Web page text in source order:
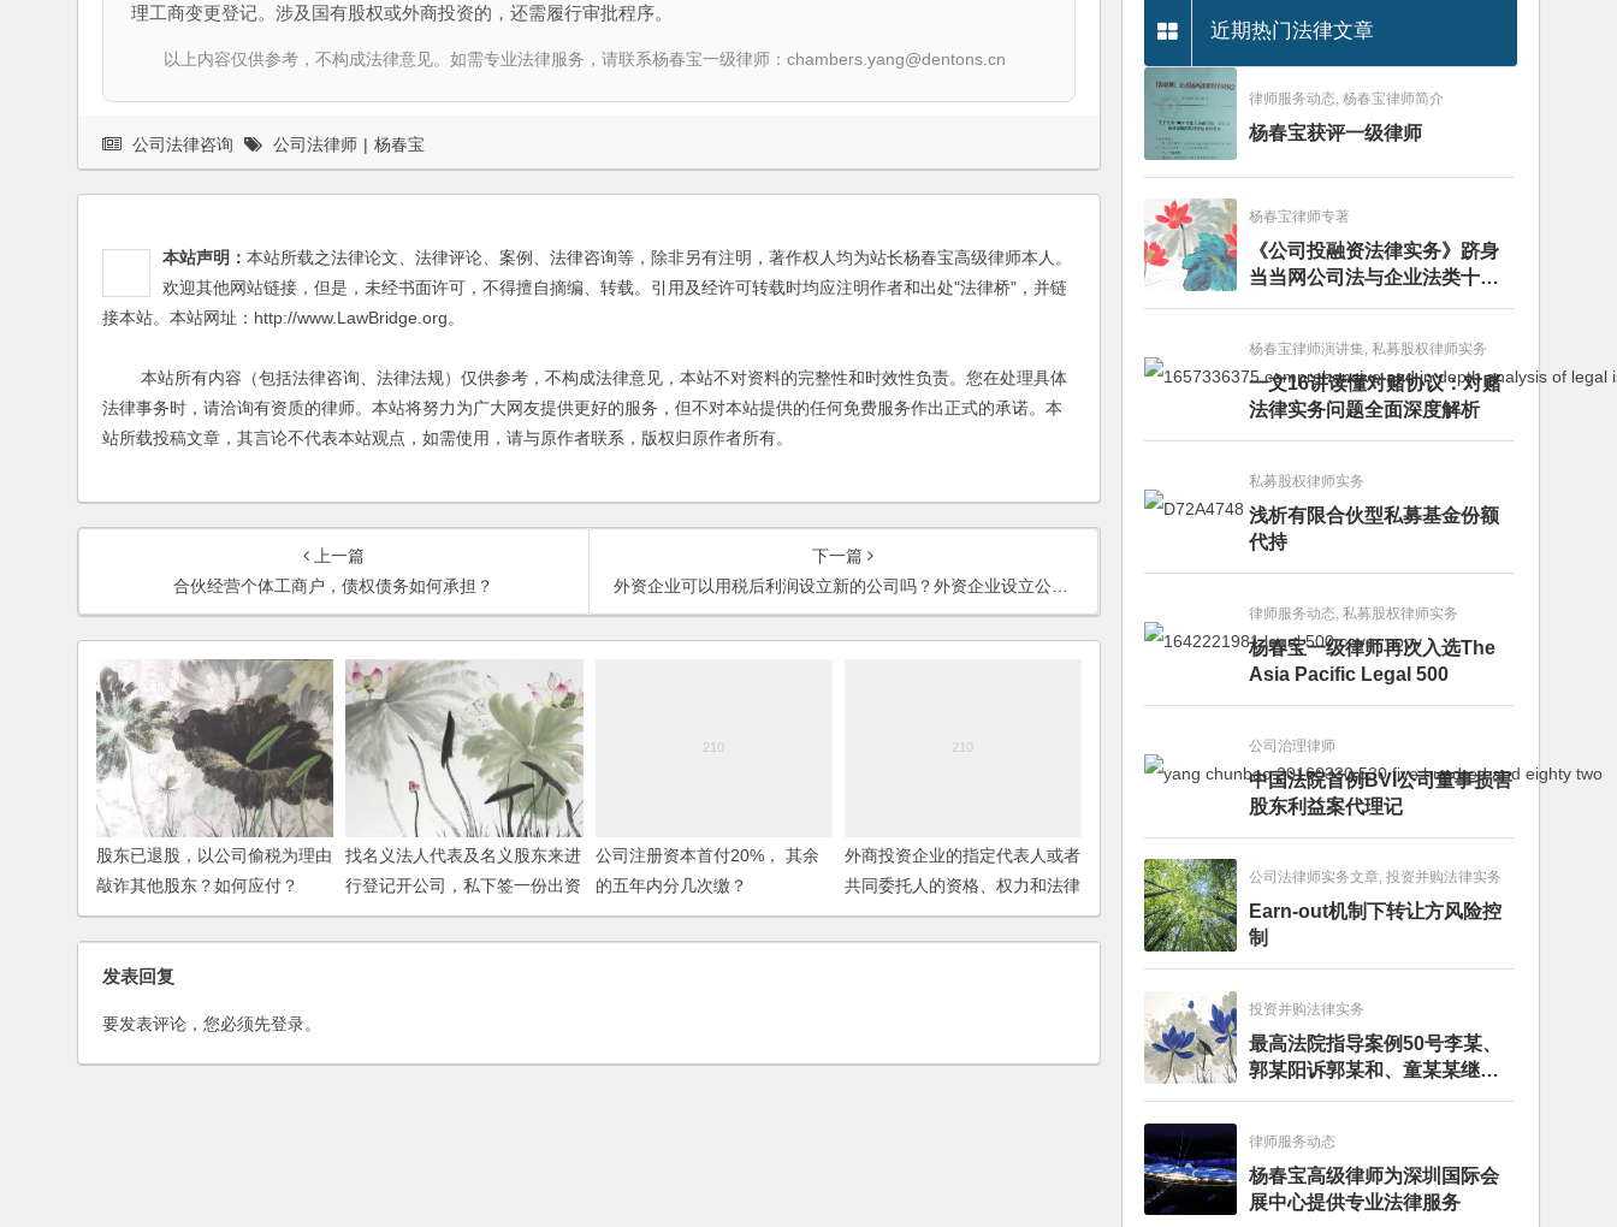
理工商变更登记。涉及国有股权或外商投资的，还需履行审批程序。
以上内容仅供参考，不构成法律意见。如需专业法律服务，请联系杨春宝一级律师：chambers.yang@dentons.cn
公司法律咨询 公司法律师 | 杨春宝
本站声明： 本站所载之法律论文、法律评论、案例、法律咨询等，除非另有注明，著作权人均为站长杨春宝高级律师本人。
欢迎其他网站链接，但是，未经书面许可，不得擅自摘编、转载。引用及经许可转载时均应注明作者和出处"法律桥"，并链
接本站。本站网址：http://www.LawBridge.org。
本站所有内容（包括法律咨询、法律法规）仅供参考，不构成法律意见，本站不对资料的完整性和时效性负责。您在处理具体
法律事务时，请洽询有资质的律师。本站将努力为广大网友提供更好的服务，但不对本站提供的任何免费服务作出正式的承诺。本
站所载投稿文章，其言论不代表本站观点，如需使用，请与原作者联系，版权归原作者所有。
上一篇
合伙经营个体工商户，债权债务如何承担？
下一篇
外资企业可以用税后利润设立新的公司吗？外资企业设立公司跟外国人设立公司有何不同？
股东已退股，以公司偷税为理由
敲诈其他股东？如何应付？
找名义法人代表及名义股东来进
行登记开公司，私下签一份出资
入股的协议，有保障吗？
公司注册资本首付20%， 其余
的五年内分几次缴？
外商投资企业的指定代表人或者
共同委托人的资格、权力和法律
责任是什么呢？
发表回复
要发表评论，您必须先登录。
近期热门法律文章
律师服务动态, 杨春宝律师简介
杨春宝获评一级律师
杨春宝律师专著
《公司投融资法律实务》跻身
当当网公司法与企业法类十大
畅销图书榜
杨春宝律师演讲集, 私募股权律师实务
一文16讲读懂对赌协议：对赌
法律实务问题全面深度解析
私募股权律师实务
浅析有限合伙型私募基金份额
代持
律师服务动态, 私募股权律师实务
杨春宝一级律师再次入选The
Asia Pacific Legal 500
公司治理律师
中国法院首例BVI公司董事损害
股东利益案代理记
公司法律师实务文章, 投资并购法律实务
Earn-out机制下转让方风险控
制
投资并购法律实务
最高法院指导案例50号李某、
郭某阳诉郭某和、童某某继承
纠纷案
律师服务动态
杨春宝高级律师为深圳国际会
展中心提供专业法律服务